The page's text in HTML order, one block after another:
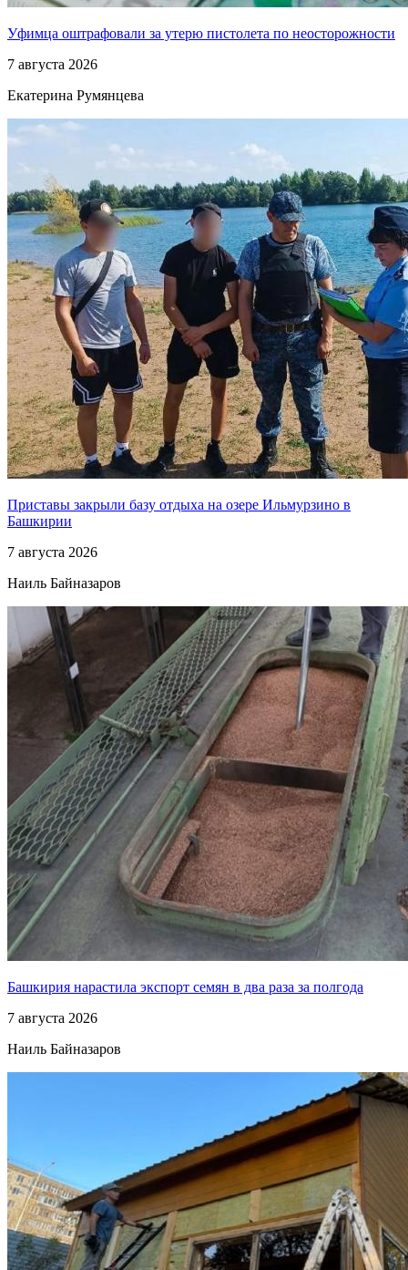
Уфимца оштрафовали за утерю пистолета по неосторожности
7 августа 2026
Екатерина Румянцева
Приставы закрыли базу отдыха на озере Ильмурзино в
Башкирии
7 августа 2026
Наиль Байназаров
Башкирия нарастила экспорт семян в два раза за полгода
7 августа 2026
Наиль Байназаров